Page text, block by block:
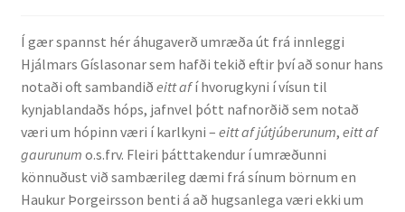
Kennsla
Kennd námskeið
Kennsluefni
Yfirlit um kennslu
Í gær spannst hér áhugaverð umræða út frá innleggi
Hjálmars Gíslasonar sem hafði tekið eftir því að sonur hans
notaði oft sambandið eitt afí hvorugkyni í vísun til
kynjablandaðs hóps, jafnvel þótt nafnorðið sem notað
væri um hópinn væri í karlkyni – eitt af jútjúberunum, eitt af
gaurunum o.s.frv. Fleiri þátttakendur í umræðunni
könnuðust við sambærileg dæmi frá sínum börnum en
Haukur Þorgeirsson benti á að hugsanlega væri ekki um